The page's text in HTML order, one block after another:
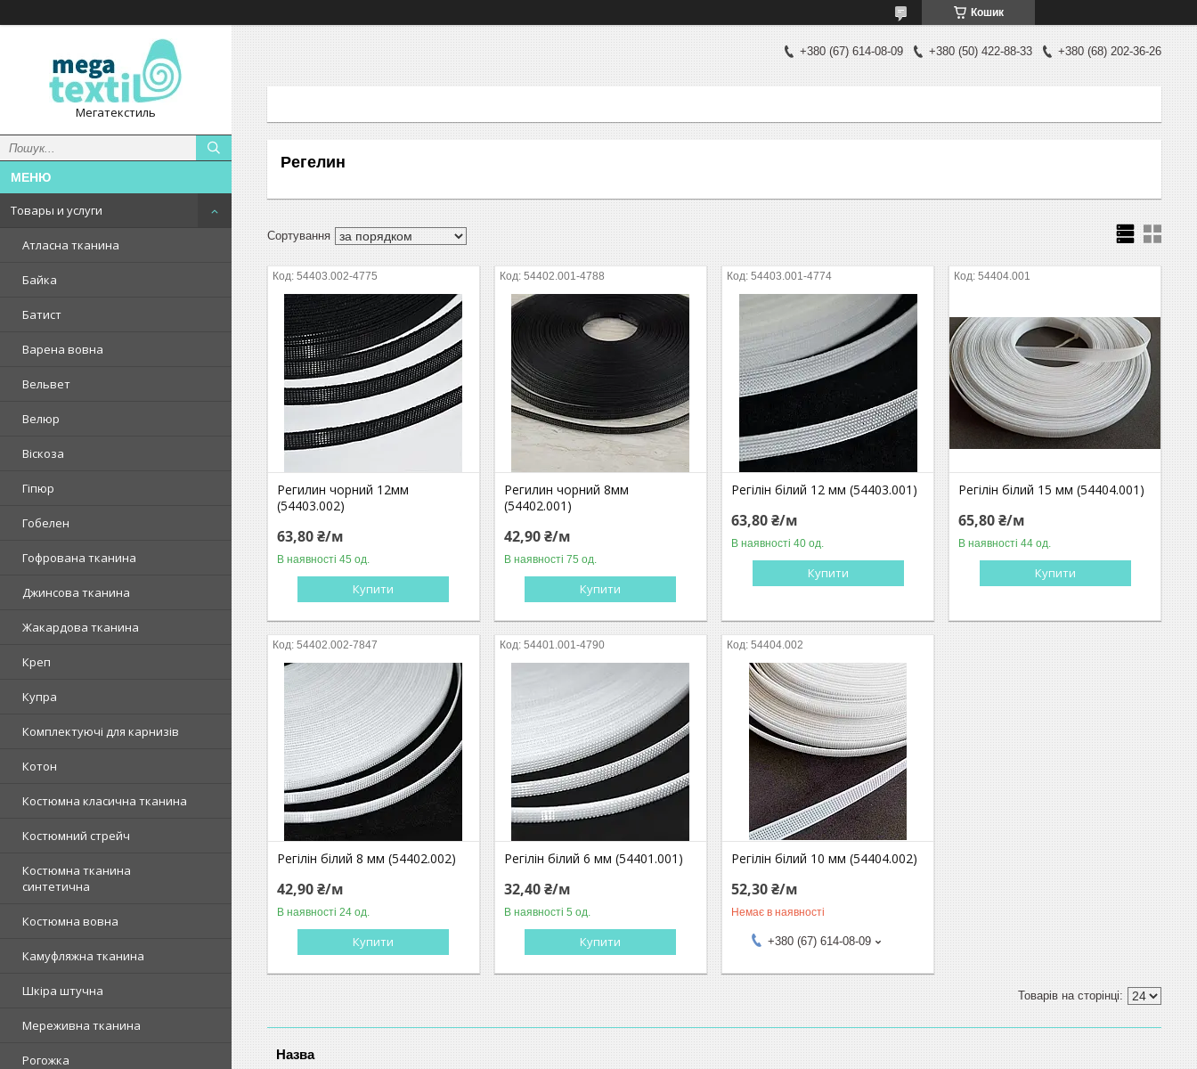
Кошик
Мегатекстиль
Товары и услуги
Атласна тканина
Байка
Батист
Варена вовна
Вельвет
Велюр
Віскоза
Гіпюр
Гобелен
Гофрована тканина
Джинсова тканина
Жакардова тканина
Креп
Купра
Комплектуючі для карнизів
Котон
Костюмна класична тканина
Костюмний стрейч
Костюмна тканина
синтетична
Костюмна вовна
Камуфляжна тканина
Шкіра штучна
Мереживна тканина
Рогожка
+380 (67) 614-08-09 +380 (50) 422-88-33 +380 (68) 202-36-26
Регелин
54403.002-4775
Регилин чорний 12мм
(54403.002)
63,80 ₴/м
В наявності 45 од.
Купити
54402.001-4788
Регилин чорний 8мм
(54402.001)
42,90 ₴/м
В наявності 75 од.
Купити
54403.001-4774
Регілін білий 12 мм (54403.001)
63,80 ₴/м
В наявності 40 од.
Купити
54404.001
Регілін білий 15 мм (54404.001)
65,80 ₴/м
В наявності 44 од.
Купити
54402.002-7847
Регілін білий 8 мм (54402.002)
42,90 ₴/м
В наявності 24 од.
Купити
54401.001-4790
Регілін білий 6 мм (54401.001)
32,40 ₴/м
В наявності 5 од.
Купити
54404.002
Регілін білий 10 мм (54404.002)
52,30 ₴/м
Немає в наявності
+380 (67) 614-08-09